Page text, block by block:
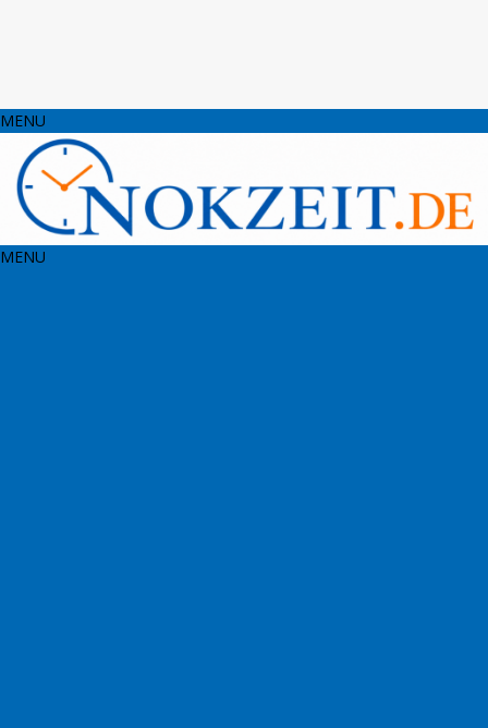
MENU
MENU